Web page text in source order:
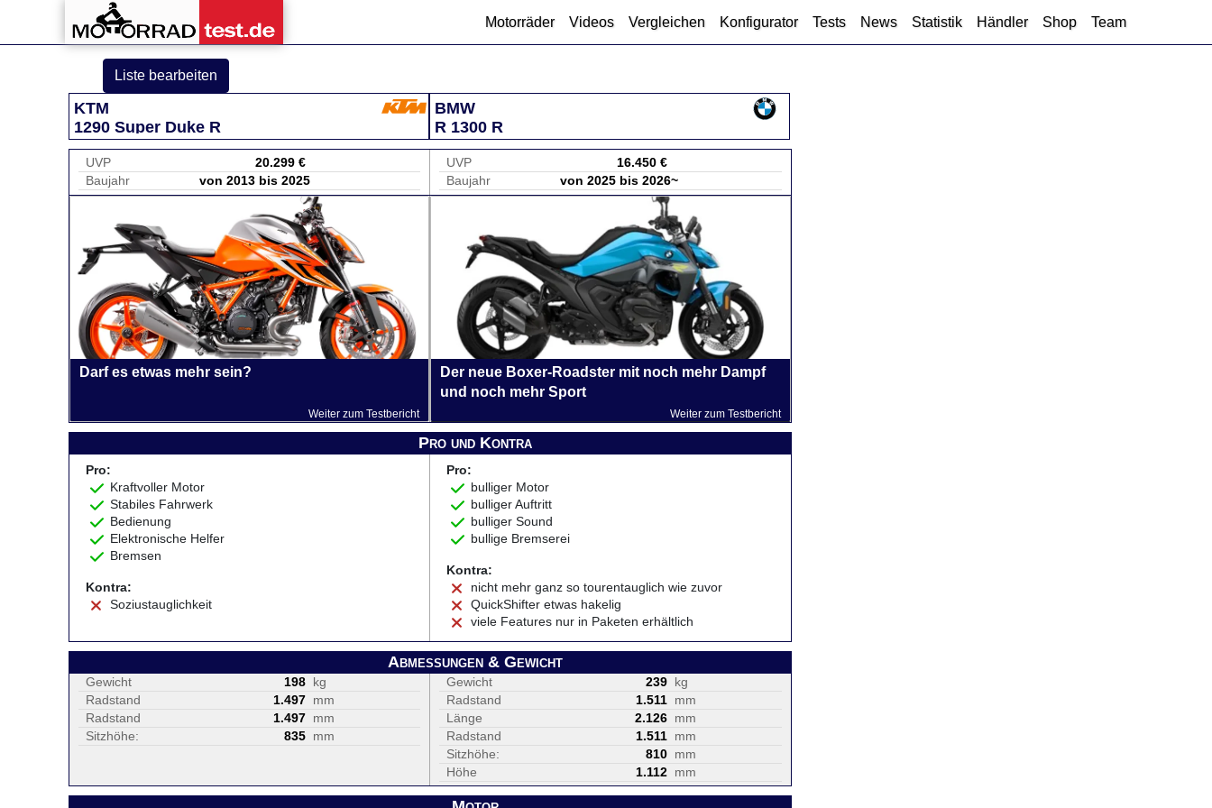
Motorräder Videos Vergleichen Konfigurator Tests News Statistik Händler Shop Team
Liste bearbeiten
KTM
1290 Super Duke R
BMW
R 1300 R
UVP
20.299 €
Baujahr
von 2013 bis 2025
UVP
16.450 €
Baujahr
von 2025 bis 2026~
Darf es etwas mehr sein?
Weiter zum Testbericht
Der neue Boxer-Roadster mit noch mehr Dampf
und noch mehr Sport
Weiter zum Testbericht
Pro und Kontra
Pro:
Kraftvoller Motor
Stabiles Fahrwerk
Bedienung
Elektronische Helfer
Bremsen
Kontra:
Soziustauglichkeit
Pro:
bulliger Motor
bulliger Auftritt
bulliger Sound
bullige Bremserei
Kontra:
nicht mehr ganz so tourentauglich wie zuvor
QuickShifter etwas hakelig
viele Features nur in Paketen erhältlich
Abmessungen & Gewicht
Gewicht 198 kg
Radstand
1.497 mm
Radstand
1.497 mm
Sitzhöhe:
835 mm
Gewicht 239 kg
Radstand
1.511 mm
Länge
2.126 mm
Radstand
1.511 mm
Sitzhöhe:
810 mm
Höhe
1.112 mm